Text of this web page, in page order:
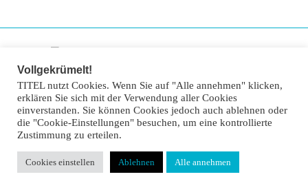
© TITEL kulturmagazin 2022
Vollgekrümelt!
TITEL nutzt Cookies. Wenn Sie auf "Alle annehmen" klicken,
erklären Sie sich mit der Verwendung aller Cookies
einverstanden. Sie können Cookies jedoch auch ablehnen oder
die "Cookie-Einstellungen" besuchen, um eine kontrollierte
Zustimmung zu erteilen.
Cookies einstellen Ablehnen Alle annehmen